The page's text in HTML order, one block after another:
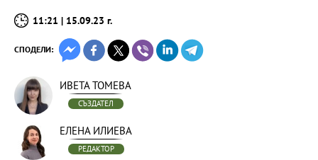
11:21 | 15.09.23 г.
СПОДЕЛИ:
ИВЕТА ТОМЕВА
СЪЗДАТЕЛ
ЕЛЕНА ИЛИЕВА
РЕДАКТОР